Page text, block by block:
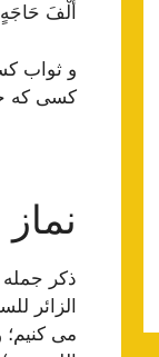
أَلْفَ
و ثواب
کسى که
ذکر
الزائر
می